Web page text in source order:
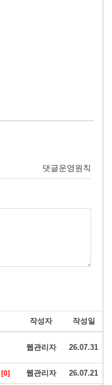
댓글운영원칙
작성자 작성일
웹관리자 26.07.31
[0] 웹관리자 26.07.21